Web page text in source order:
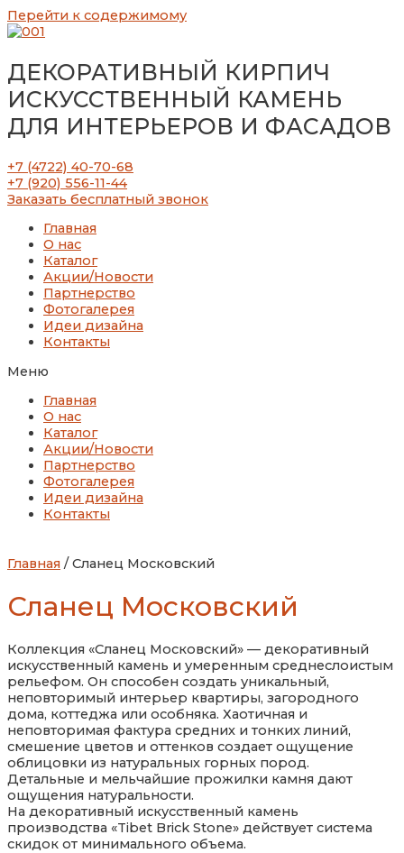
Перейти к содержимому
ДЕКОРАТИВНЫЙ КИРПИЧ
ИСКУССТВЕННЫЙ КАМЕНЬ
ДЛЯ ИНТЕРЬЕРОВ И ФАСАДОВ
+7 (4722) 40-70-68
+7 (920) 556-11-44
Заказать бесплатный звонок
Главная
О нас
Каталог
Акции/Новости
Партнерство
Фотогалерея
Идеи дизайна
Контакты
Меню
Главная
О нас
Каталог
Акции/Новости
Партнерство
Фотогалерея
Идеи дизайна
Контакты
Главная / Сланец Московский
Сланец Московский
Коллекция «Сланец Московский» — декоративный
искусственный камень и умеренным среднеслоистым
рельефом. Он способен создать уникальный,
неповторимый интерьер квартиры, загородного
дома, коттеджа или особняка. Хаотичная и
неповторимая фактура средних и тонких линий,
смешение цветов и оттенков создает ощущение
облицовки из натуральных горных пород.
Детальные и мельчайшие прожилки камня дают
ощущения натуральности.
На декоративный искусственный камень
производства «Tibet Brick Stone» действует система
скидок от минимального объема.